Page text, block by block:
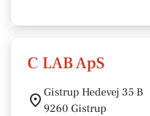
C LAB ApS
Gistrup Hedevej 35 B
9260 Gistrup